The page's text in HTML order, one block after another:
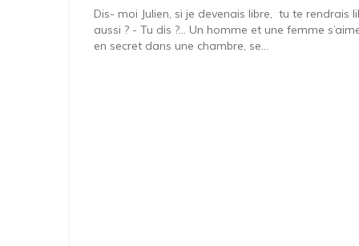
Dis- moi Julien, si je devenais libre, tu te rendrais
aussi ? - Tu dis ?... Un homme et une femme
en secret dans une chambre, se...